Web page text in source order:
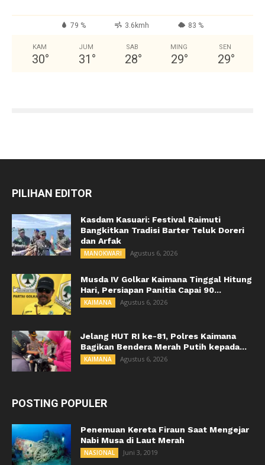
79 % 3.6kmh 83 %
KAM
30°
JUM
31 °
SAB
28°
MING
29°
SEN
29°
PILIHAN EDITOR
Kasdam Kasuari: Festival Raimuti
Bangkitkan Tradisi Barter Teluk Doreri
dan Arfak
MANOKWARI Agustus 6, 2026
Musda IV Golkar Kaimana Tinggal Hitung
Hari, Persiapan Panitia Capai 90...
KAIMANA Agustus 6, 2026
Jelang HUT RI ke-81, Polres Kaimana
Bagikan Bendera Merah Putih kepada...
KAIMANA Agustus 6, 2026
POSTING POPULER
Penemuan Kereta Firaun Saat Mengejar
Nabi Musa di Laut Merah
NASIONAL Juni 3, 2019